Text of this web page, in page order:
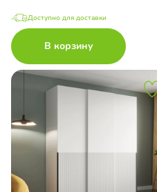
Доступно для доставки
В корзину